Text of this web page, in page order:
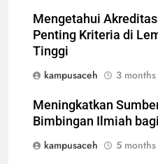
Mengetahui
Penting Kriteria di
Tinggi
kampusaceh
3
Meningkatkan
Bimbingan Ilmiah
kampusaceh
5